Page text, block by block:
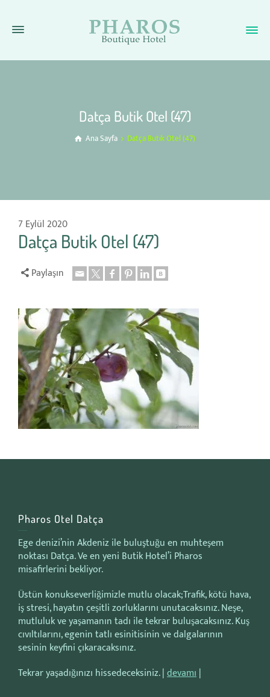
Datça Butik Otel (47)
Ana Sayfa Datça Butik Otel (47)
7 Eylül 2020
Datça Butik Otel (47)
Paylaşın
Pharos Otel Datça
Ege denizi’nin Akdeniz ile buluştuğu en muhteşem
noktası Datça. Ve en yeni Butik Hotel’i Pharos
misafirlerini bekliyor.
Üstün konukseverliğimizle mutlu olacak;Trafik, kötü hava,
iş stresi, hayatın çeşitli zorluklarını unutacaksınız. Neşe,
mutluluk ve yaşamanın tadı ile tekrar buluşacaksınız. Kuş
cıvıltılarını, egenin tatlı esinitisinin ve dalgalarının
sesinin keyfini çıkaracaksınız.
Tekrar yaşadığınızı hissedeceksiniz. |devamı|